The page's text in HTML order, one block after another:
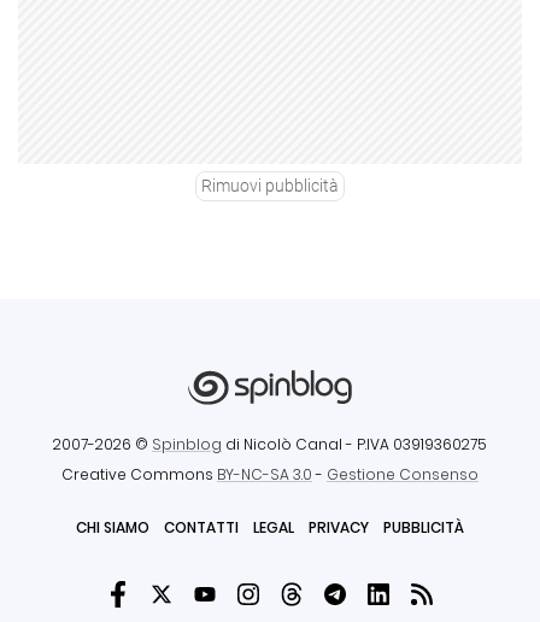
Rimuovi pubblicità
2007-2026 © Spinblog di Nicolò Canal - P.IVA 03919360275
Creative Commons BY-NC-SA 3.0- Gestione Consenso
CHI SIAMO CONTATTI LEGAL PRIVACY PUBBLICITÀ